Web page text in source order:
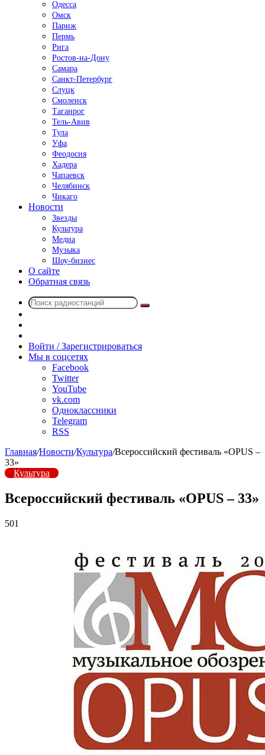
Одесса
Омск
Париж
Пермь
Рига
Ростов-на-Дону
Самара
Санкт-Петербург
Слуцк
Смоленск
Таганрог
Тель-Авив
Тула
Уфа
Феодосия
Хадера
Чапаевск
Челябинск
Чикаго
Новости
Звезды
Культура
Медиа
Музыка
Шоу-бизнес
О сайте
Обратная связь
Поиск
радио
Войти / Зарегистрироваться
Мы в соцсетях
Facebook
Twitter
YouTube
vk.com
Одноклассники
Telegram
RSS
Главная/Новости/Культура/Всероссийский фестиваль «OPUS –
33»
Культура
Всероссийский фестиваль «OPUS – 33»
501